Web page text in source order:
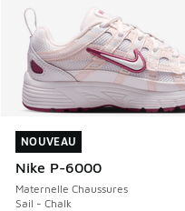
NOUVEAU
Nike P-6000
Maternelle Chaussures
Sail - Chalk
NOUVEAU